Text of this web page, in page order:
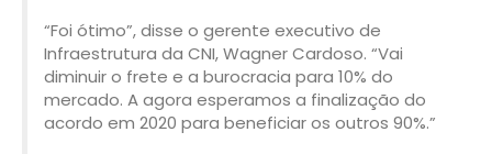
“Foi ótimo”, disse o gerente executivo de
Infraestrutura da CNI, Wagner Cardoso. “Vai
diminuir o frete e a burocracia para 10% do
mercado. A agora esperamos a finalização do
acordo em 2020 para beneficiar os outros 90%.”